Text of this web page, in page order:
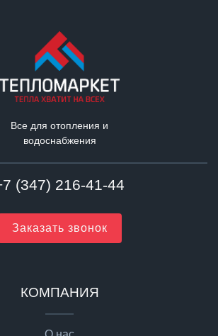
Все для отопления и
водоснабжения
(347) 216-41-44
Заказать звонок
КОМПАНИЯ